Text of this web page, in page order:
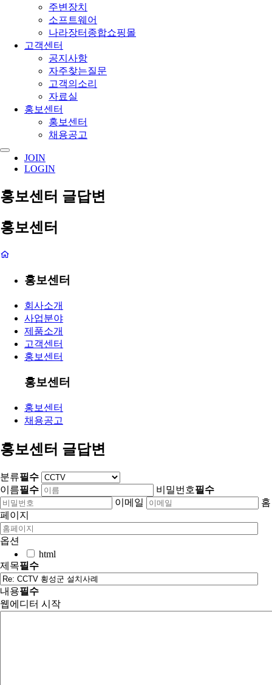
주변장치
소프트웨어
나라장터종합쇼핑몰
고객센터
공지사항
자주찾는질문
고객의소리
자료실
홍보센터
홍보센터
채용공고
JOIN
LOGIN
홍보센터 글답변
홍보센터
홍보센터
회사소개
사업분야
제품소개
고객센터
홍보센터
홍보센터
홍보센터
채용공고
홍보센터 글답변
분류필수
이름필수 비밀번호필수
이메일
홈
페이지
옵션
html
제목필수
내용필수
웹에디터 시작